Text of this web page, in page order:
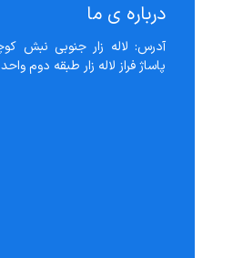
درباره ی ما
پاساژ فراز لاله زار طبقه دوم واحد 12